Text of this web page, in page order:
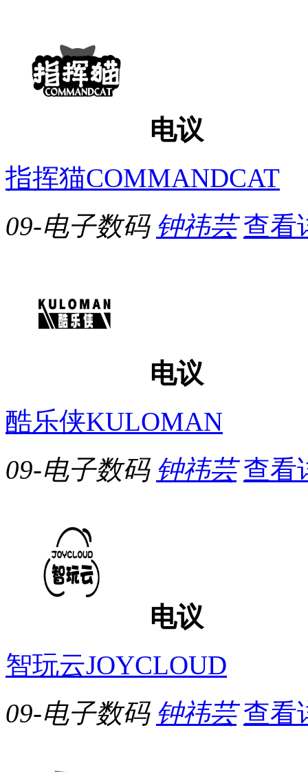
电议
指挥猫COMMANDCAT
09-电子数码 钟祎芸 查看
电议
酷乐侠KULOMAN
09-电子数码 钟祎芸 查看
电议
智玩云JOYCLOUD
09-电子数码 钟祎芸 查看